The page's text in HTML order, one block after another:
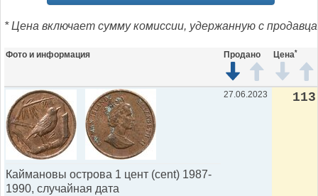
* Цена включает сумму комиссии, удержанную с продавца
Фото и информация Продано Цена*
Каймановы острова 1 цент (cent) 1987-
1990, случайная дата
27.06.2023 113